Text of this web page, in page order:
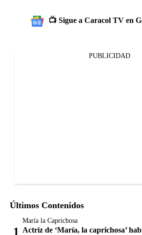
📺 Sigue a Caracol TV en
PUBLICIDAD
Últimos Contenidos
María la Caprichosa
Actriz de ‘María, la caprichosa’